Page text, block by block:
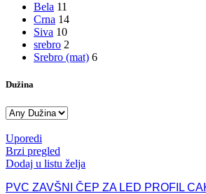
Bela 11
Crna 14
Siva 10
srebro 2
Srebro (mat) 6
Dužina
Uporedi
Brzi pregled
Dodaj u listu želja
PVC ZAVŠNI ČEP ZA LED PROFIL